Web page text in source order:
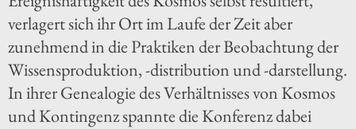
verlagert sich ihr Ort im Laufe der Zeit aber
zunehmend in die Praktiken der Beobachtung der
Wissensproduktion, -distribution und -darstellung.
In ihrer Genealogie des Verhältnisses von Kosmos
und Kontingenz spannte die Konferenz dabei